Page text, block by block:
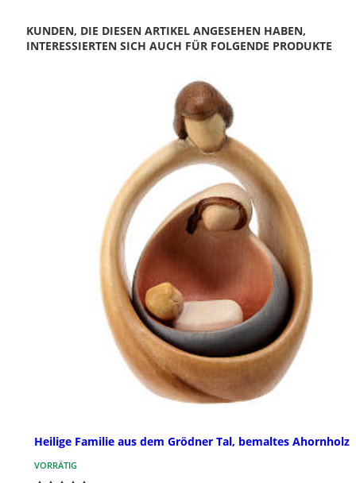
KUNDEN, DIE DIESEN ARTIKEL ANGESEHEN HABEN,
INTERESSIERTEN SICH AUCH FÜR FOLGENDE PRODUKTE
Heilige Familie aus dem Grödner Tal, bemaltes Ahornholz
VORRÄTIG